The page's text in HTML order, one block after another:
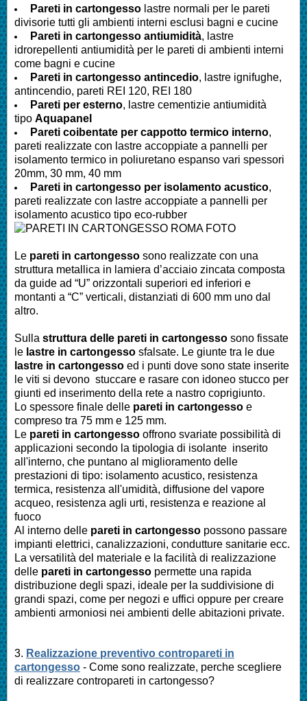
Pareti in cartongesso lastre normali per le pareti
divisorie tutti gli ambienti interni esclusi bagni e cucine
Pareti in cartongesso antiumidità, lastre
idrorepellenti antiumidità per le pareti di ambienti interni
come bagni e cucine
Pareti in cartongesso antincedio, lastre ignifughe,
antincendio, pareti REI 120, REI 180
Pareti per esterno, lastre cementizie antiumidità
tipo Aquapanel
Pareti coibentate per cappotto termico interno,
pareti realizzate con lastre accoppiate a pannelli per
isolamento termico in poliuretano espanso vari spessori
20mm, 30 mm, 40 mm
Pareti in cartongesso per isolamento acustico,
pareti realizzate con lastre accoppiate a pannelli per
isolamento acustico tipo eco-rubber
Le pareti in cartongesso sono realizzate con una
struttura metallica in lamiera d’acciaio zincata composta
da guide ad “U” orizzontali superiori ed inferiori e
montanti a “C” verticali, distanziati di 600 mm uno dal
altro.
Sulla struttura delle pareti in cartongesso sono fissate
le lastre in cartongesso sfalsate. Le giunte tra le due
lastre in cartongesso ed i punti dove sono state inserite
le viti si devono stuccare e rasare con idoneo stucco per
giunti ed inserimento della rete a nastro coprigiunto.
Lo spessore finale delle pareti in cartongesso e
compreso tra 75 mm e 125 mm.
Le pareti in cartongesso offrono svariate possibilità di
applicazioni secondo la tipologia di isolante inserito
all'interno, che puntano al miglioramento delle
prestazioni di tipo: isolamento acustico, resistenza
termica, resistenza all'umidità, diffusione del vapore
acqueo, resistenza agli urti, resistenza e reazione al
fuoco
Al interno delle pareti in cartongesso possono passare
impianti elettrici, canalizzazioni, condutture sanitarie ecc.
La versatilità del materiale e la facilità di realizzazione
delle pareti in cartongesso permette una rapida
distribuzione degli spazi, ideale per la suddivisione di
grandi spazi, come per negozi e uffici oppure per creare
ambienti armoniosi nei ambienti delle abitazioni private.
3. Realizzazione preventivo contropareti in
cartongesso - Come sono realizzate, perche scegliere
di realizzare contropareti in cartongesso?